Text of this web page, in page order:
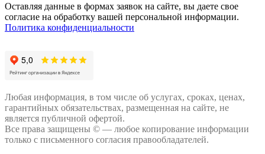
Оставляя данные в формах заявок на сайте, вы даете свое
согласие на обработку вашей персональной информации.
Политика конфиденциальности
Любая информация, в том числе об услугах, сроках, ценах,
гарантийных обязательствах, размещенная на сайте, не
является публичной офертой.
Все права защищены © — любое копирование информации
только с письменного согласия правообладателей.